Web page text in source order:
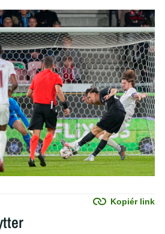
Kopiér link